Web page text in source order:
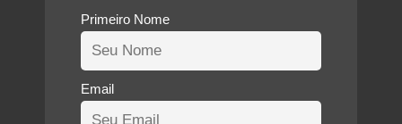
Primeiro Nome
Email